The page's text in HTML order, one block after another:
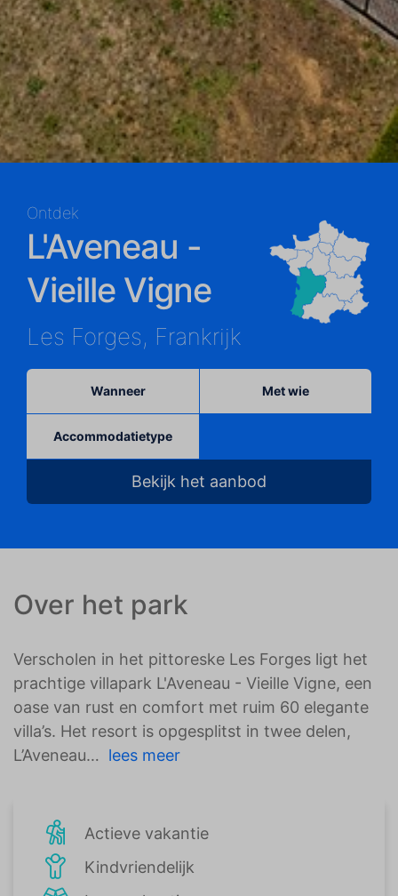
Ontdek
L'Aveneau -
Vieille Vigne
Les Forges, Frankrijk
Wanneer Met wie
Accommodatietype
Bekijk het aanbod
Over het park
Verscholen in het pittoreske Les Forges ligt het
prachtige villapark L'Aveneau - Vieille Vigne, een
oase van rust en comfort met ruim 60 elegante
villa’s. Het resort is opgesplitst in twee delen,
L’Aveneau
lees meer
Actieve vakantie
Kindvriendelijk